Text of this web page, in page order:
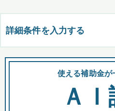
詳細条件を入力する
都道府県
全国の検索結果を含め
使える補助金が
Ａ